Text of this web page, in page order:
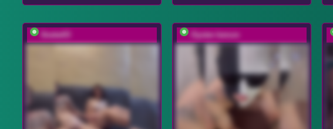
0netw03 Oyster-lemon